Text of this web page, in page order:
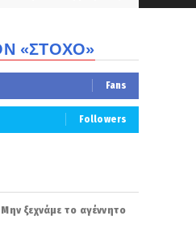
«ΣΤΟΧΟ»
Fans
Followers
ξεχνάμε το αγέννητο